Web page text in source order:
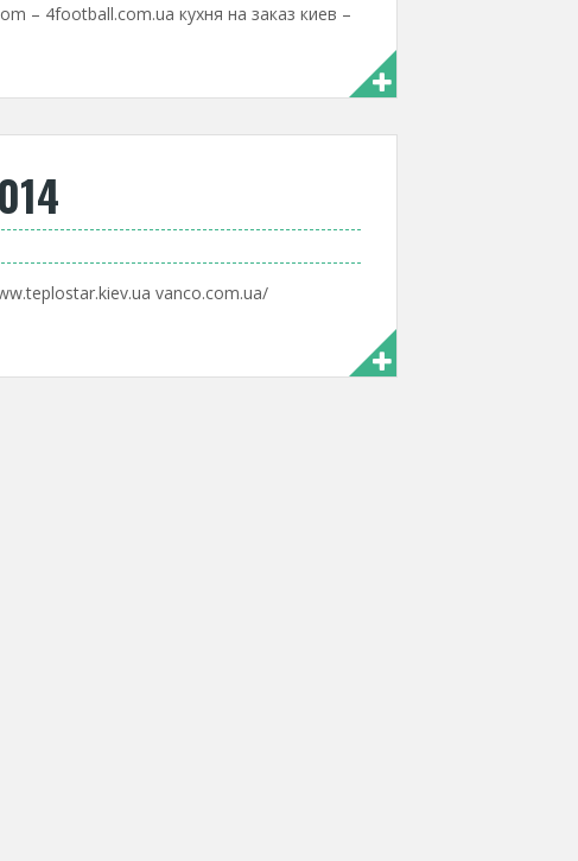
– 4football.com.ua кухня на заказ киев –
vanco.com.ua/